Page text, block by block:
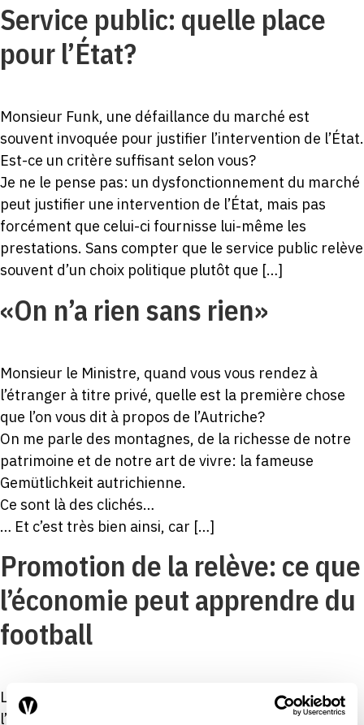
Service public: quelle place
pour l’État?
Monsieur Funk, une défaillance du marché est
souvent invoquée pour justifier l’intervention de l’État.
Est-ce un critère suffisant selon vous?
Je ne le pense pas: un dysfonctionnement du marché
peut justifier une intervention de l’État, mais pas
forcément que celui-ci fournisse lui-même les
prestations. Sans compter que le service public relève
souvent d’un choix politique plutôt que […]
«On n’a rien sans rien»
Monsieur le Ministre, quand vous vous rendez à
l’étranger à titre privé, quelle est la première chose
que l’on vous dit à propos de l’Autriche?
On me parle des montagnes, de la richesse de notre
patrimoine et de notre art de vivre: la fameuse
Gemütlichkeit autrichienne.
Ce sont là des clichés…
… Et c’est très bien ainsi, car […]
Promotion de la relève: ce que
l’économie peut apprendre du
football
La concurrence stimule la performance, favorise
l’innovation et permet aux acteurs les plus productifs